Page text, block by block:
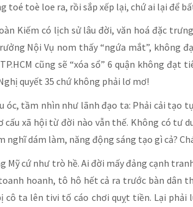
toé toè loe ra, rồi sắp xếp lại, chứ ai lại để
Kiếm có lịch sử lâu đời, văn hoá đặc
Nội Vụ nom thấy “ngứa mắt”, không
cũng sẽ “xóa sổ” 6 quận không đạt
quyết 35 chứ không phải lơ mơ!
óc, tầm nhìn như lãnh đạo ta: Phải cải tạo
cấu xã hội từ đời nào vẫn thế. Không có tư
nghĩ dám làm, năng động sáng tạo gì cả?
Mỹ cứ như trò hề. Ai đời mấy đảng cạnh
hoanh, tô hô hết cả ra trước bàn dân
cô ta lên tivi tố cáo chơi quỵt tiền. Lại phải